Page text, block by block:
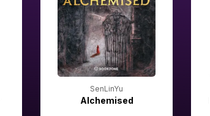
SenLinYu
Alchemised